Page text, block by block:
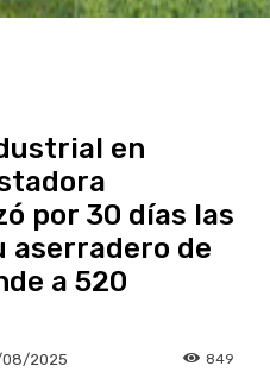
en
por 30 días las
aserradero de
a 520
2025 849